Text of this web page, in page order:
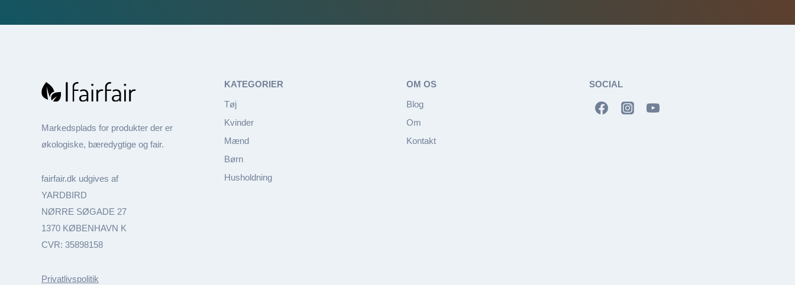
Markedsplads for produkter der er
økologiske, bæredygtige og fair.
fairfair.dk udgives af
YARDBIRD
NØRRE SØGADE 27
1370 KØBENHAVN K
CVR: 35898158
Privatlivspolitik
KATEGORIER
Tøj
Kvinder
Mænd
Børn
Husholdning
OM OS
Blog
Om
Kontakt
SOCIAL